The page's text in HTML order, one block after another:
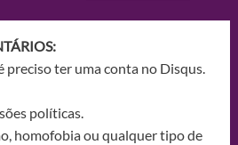
preciso ter uma conta no Disqus.
políticas.
homofobia ou qualquer tipo de